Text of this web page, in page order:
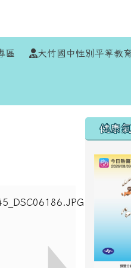
區 大竹國中性別平等教
右邊
健康